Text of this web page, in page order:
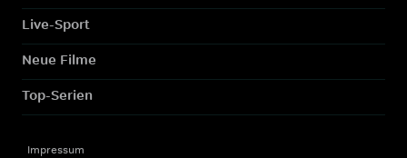
Live-Sport
Neue Filme
Top-Serien
Impressum